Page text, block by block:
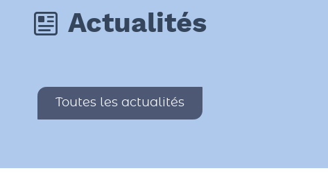
Actualités
Toutes les actualités